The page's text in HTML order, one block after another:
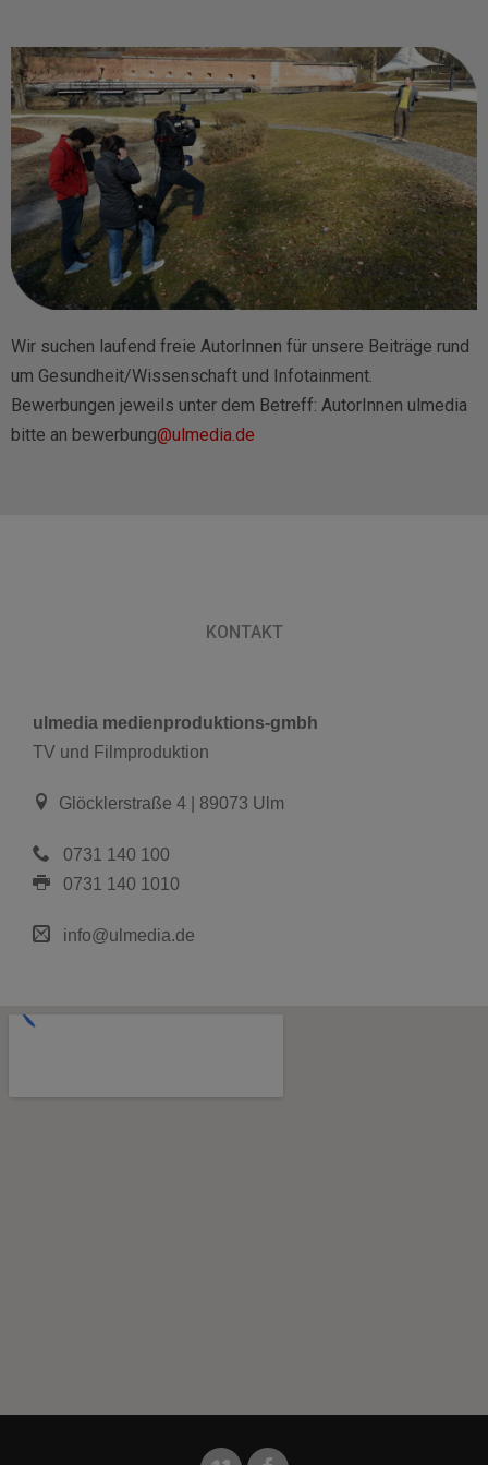
Wir suchen laufend freie AutorInnen für unsere Beiträge rund
um Gesundheit/Wissenschaft und Infotainment.
Bewerbungen jeweils unter dem Betreff: AutorInnen ulmedia
bitte an bewerbung@ulmedia.de
KONTAKT
ulmedia medienproduktions-gmbh
TV und Filmproduktion
Glöcklerstraße 4 | 89073 Ulm
0731 140 100
0731 140 1010
info@ulmedia.de